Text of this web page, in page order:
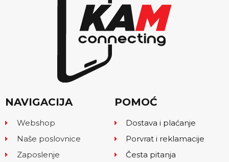
NAVIGACIJA
Webshop
Naše poslovnice
Zaposlenje
POMOĆ
Dostava i plaćanje
Porvrat i reklamacije
Česta pitanja